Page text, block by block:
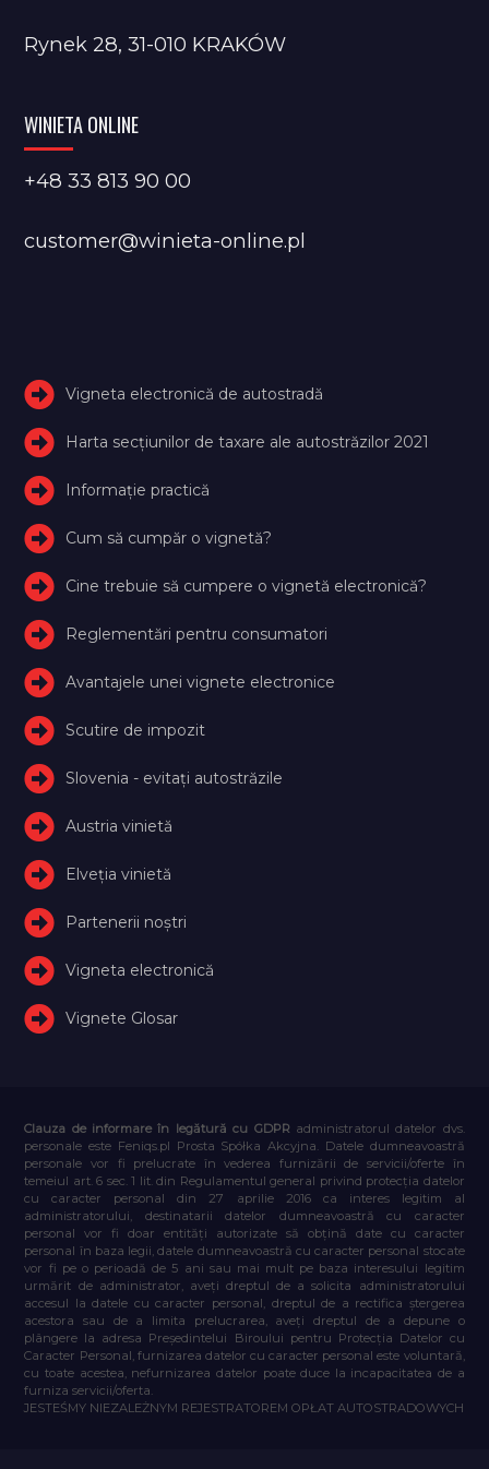
Rynek 28, 31-010 KRAKÓW
WINIETA ONLINE
+48 33 813 90 00
customer@winieta-online.pl
Vigneta electronică de autostradă
Harta secțiunilor de taxare ale autostrăzilor 2021
Informație practică
Cum să cumpăr o vignetă?
Cine trebuie să cumpere o vignetă electronică?
Reglementări pentru consumatori
Avantajele unei vignete electronice
Scutire de impozit
Slovenia - evitați autostrăzile
Austria vinietă
Elveţia vinietă
Partenerii noștri
Vigneta electronică
Vignete Glosar
Clauza de informare în legătură cu GDPR administratorul datelor dvs.
personale este Feniqs.pl Prosta Spółka Akcyjna. Datele dumneavoastră
personale vor fi prelucrate în vederea furnizării de servicii/oferte în
temeiul art. 6 sec. 1 lit. din Regulamentul general privind protecția datelor
cu caracter personal din 27 aprilie 2016 ca interes legitim al
administratorului, destinatarii datelor dumneavoastră cu caracter
personal vor fi doar entități autorizate să obțină date cu caracter
personal în baza legii, datele dumneavoastră cu caracter personal stocate
vor fi pe o perioadă de 5 ani sau mai mult pe baza interesului legitim
urmărit de administrator, aveți dreptul de a solicita administratorului
accesul la datele cu caracter personal, dreptul de a rectifica ștergerea
acestora sau de a limita prelucrarea, aveți dreptul de a depune o
plângere la adresa Președintelui Biroului pentru Protecția Datelor cu
Caracter Personal, furnizarea datelor cu caracter personal este voluntară,
cu toate acestea, nefurnizarea datelor poate duce la incapacitatea de a
furniza servicii/oferta.
JESTEŚMY NIEZALEŻNYM REJESTRATOREM OPŁAT AUTOSTRADOWYCH